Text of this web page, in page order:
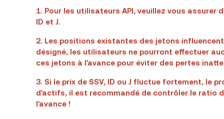
1. Pour les utilisateurs API, veuillez vous assurer
ID et J.
2. Les positions existantes des jetons
désigné, les utilisateurs ne pourront effectuer
ces jetons à l'avance pour éviter des pertes
3. Si le prix de SSV, ID ou J fluctue fortement, le
d'actifs, il est recommandé de contrôler le ratio
l'avance !